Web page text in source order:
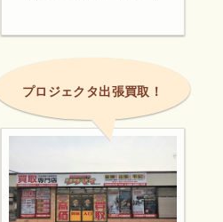
プロジェクタ出張買取！